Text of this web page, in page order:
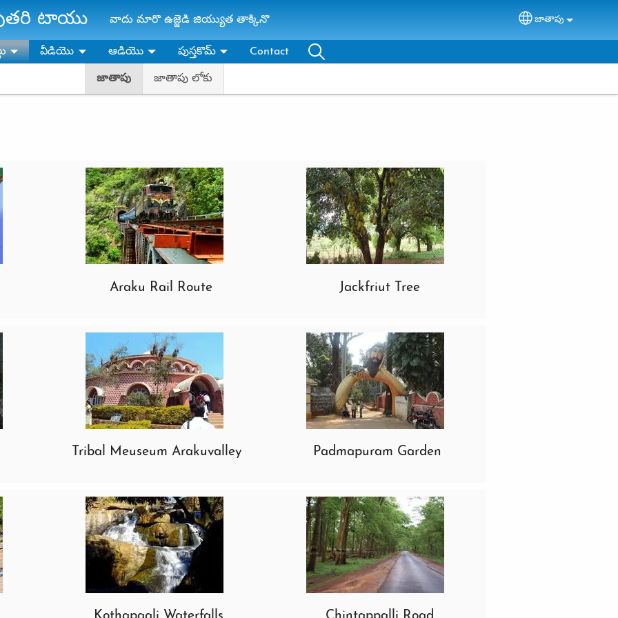
టాయు వాదు మారొ ఉజ్జెడి జియ్యుత తాక్కినొ Select your
జాతాపు
జాతాపు జాతాపు లోకు
వీడియొ ఆడియొ పుస్తకొమ్‌ Contact
Araku Rail Route Jackfriut Tree
Tribal Meuseum Arakuvalley Padmapuram Garden